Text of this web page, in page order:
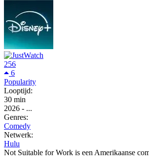
256
6
Popularity
Looptijd:
30 min
2026 - ...
Genres:
Comedy
Netwerk:
Hulu
Not Suitable for Work is een Amerikaanse